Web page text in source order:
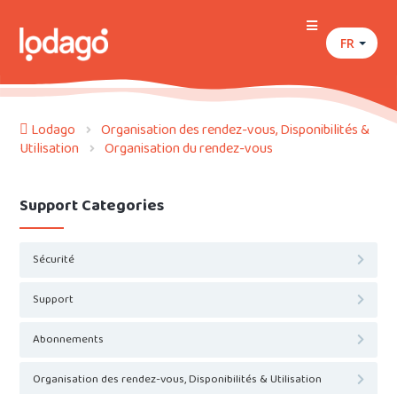
FR
Lodago Organisation des rendez-vous, Disponibilités &
Utilisation Organisation du rendez-vous
Support Categories
Sécurité
Support
Abonnements
Organisation des rendez-vous, Disponibilités & Utilisation